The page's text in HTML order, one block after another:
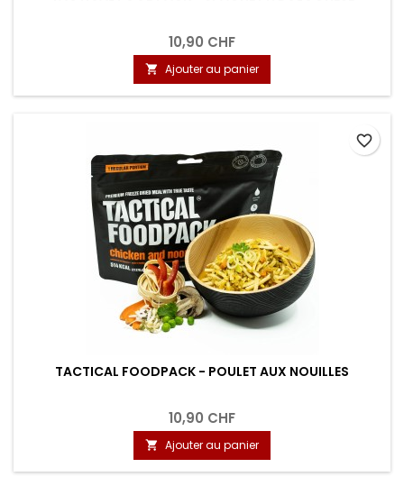
10,90 CHF
 Ajouter au panier
TACTICAL FOODPACK - POULET AUX NOUILLES
10,90 CHF
 Ajouter au panier
favorite_border